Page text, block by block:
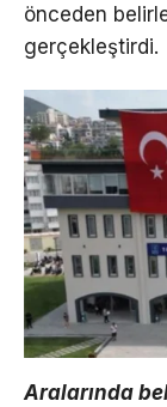
önceden
gerçekleştirdi.
Aralarında